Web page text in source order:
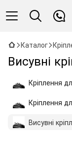
Каталог
Висувні
Кріплення
Кріплення
Висувні